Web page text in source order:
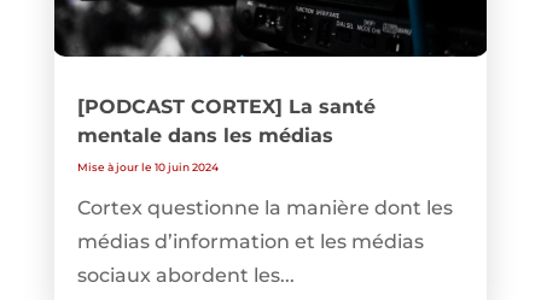
[PODCAST CORTEX] La santé
mentale dans les médias
Mise à jour le 10 juin 2024
Cortex questionne la manière dont les
médias d’information et les médias
sociaux abordent les...